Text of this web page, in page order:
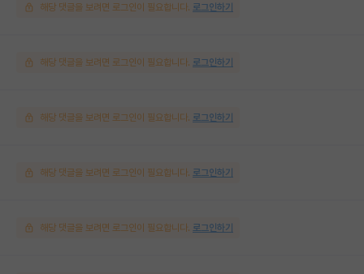
해당 댓글을 보려면 로그인이 필요합니다. 로그인하기
해당 댓글을 보려면 로그인이 필요합니다. 로그인하기
해당 댓글을 보려면 로그인이 필요합니다. 로그인하기
해당 댓글을 보려면 로그인이 필요합니다. 로그인하기
해당 댓글을 보려면 로그인이 필요합니다. 로그인하기